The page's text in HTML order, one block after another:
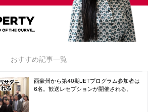
おすすめ記事一覧
西豪州から第40期JETプログラム参加者は
6名。歓送レセプションが開催される。